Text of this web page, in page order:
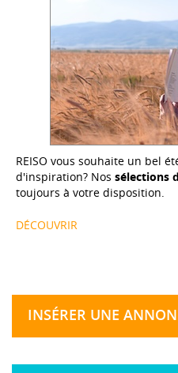
REISO vous souhaite un bel
d'inspiration? Nos sélections
toujours à votre disposition.
DÉCOUVRIR
INSÉRER UNE